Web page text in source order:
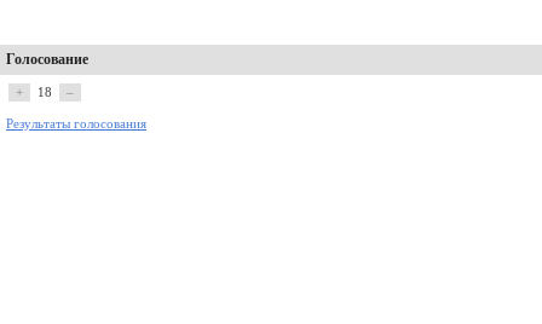
Голосование
+ 18 –
Результаты голосования